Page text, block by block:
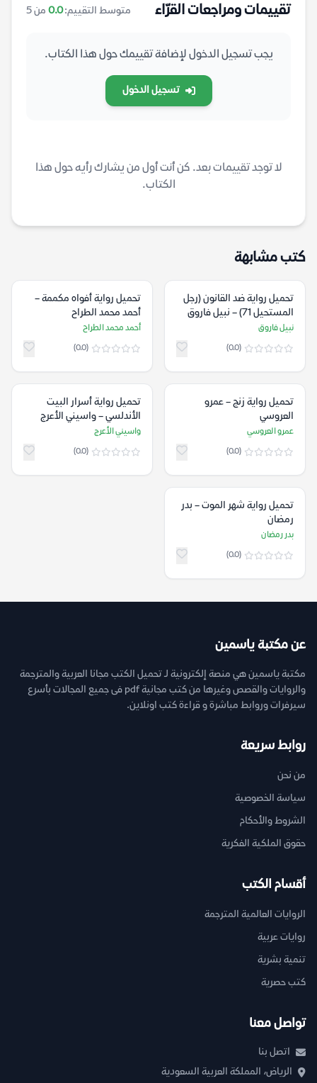
تقييمات ومراجعات القرّاء متوسط التقييم:0.0 من 5
يجب تسجيل الدخول لإضافة تقييمك حول هذا الكتاب.
تسجيل الدخول
لا توجد تقييمات بعد. كن أنت أول من يشارك رأيه حول هذا
الكتاب.
كتب مشابهة
تحميل رواية ضد القانون (رجل
المستحيل 71) – نبيل فاروق
نبيل فاروق
(0.0)
تحميل رواية أفواه مكممة –
أحمد محمد الطراح
أحمد محمد الطراح
(0.0)
تحميل رواية زنج – عمرو
العروسي
عمرو العروسي
(0.0)
تحميل رواية أسرار البيت
الأندلسي – واسيني الأعرج
واسيني الأعرج
(0.0)
تحميل رواية شهر الموت – بدر
رمضان
بدر رمضان
(0.0)
عن مكتبة ياسمين
مكتبة ياسمين هي منصة إلكترونية لـ تحميل الكتب مجانا العربية والمترجمة
والروايات والقصص وغيرها من كتب مجانية pdf فى جميع المجالات بأسرع
سيرفرات وروابط مباشرة و قراءة كتب اونلاين.
روابط سريعة
من نحن
سياسة الخصوصية
الشروط والأحكام
حقوق الملكية الفكرية
أقسام الكتب
الروايات العالمية المترجمة
روايات عربية
تنمية بشرية
كتب حصرية
تواصل معنا
اتصل بنا
الرياض، المملكة العربية السعودية